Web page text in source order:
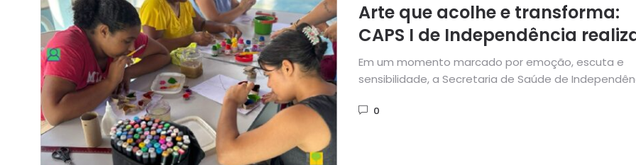
Arte que acolhe e transforma:
CAPS I de Independência
oficina criativa voltada à
mental
Em um momento marcado por emoção, escuta e
sensibilidade, a Secretaria de Saúde de
0